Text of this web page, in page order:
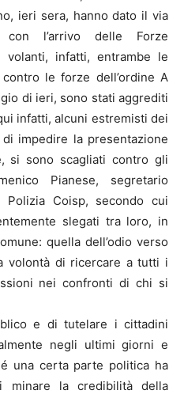
ieri sera, hanno dato il via
l’arrivo delle Forze
volanti, infatti, entrambe le
le forze dell’ordine A
di ieri, sono stati aggrediti
infatti, alcuni estremisti dei
impedire la presentazione
si sono scagliati contro gli
Pianese, segretario
Coisp, secondo cui
slegati tra loro, in
quella dell’odio verso
volontà di ricercare a tutti i
nei confronti di chi si
e di tutelare i cittadini
negli ultimi giorni e
una certa parte politica ha
minare la credibilità della